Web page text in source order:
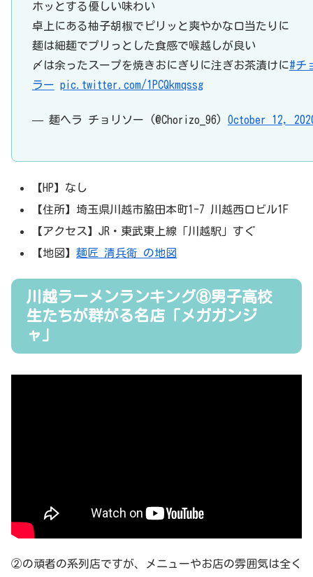
ホッとする優しい味わい
卓上にある柚子胡椒でピリッと爽やかな口当たりに
麺は細麺でプリっとした食感で喉越しが良い
〆は余ったスープを焼きおにぎりに注ぎお茶漬けに#チ
ラー pic.twitter.com/1PCQkmqssg
— 麺ヘラ チョリソー (@Chorizo_96) October 12,
【HP】なし
【住所】埼玉県川越市脇田本町1-7 川越西口ビル1F
【アクセス】JR・東武東上線「川越駅」すぐ
【地図】麺匠 清兵衛 の地図
川越ラーメンランキング⑧男子高校
生たちが群がる名店「メガガンジ
ャ」
②の頑者の系列店ですが、メニューやお店の雰囲気は全く